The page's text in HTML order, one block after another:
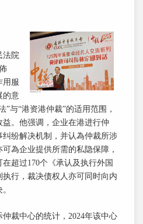
法院
用服
的意
”与“港资港仲裁”的适用范围，
。他强调，企业在港进行仲
纷解决机制，并认為仲裁所涉
為企业提供所需的私隐保障，
超过170个《承认及执行外国
行，裁决债权人亦可同时向内
裁中心的统计，2024年该中心